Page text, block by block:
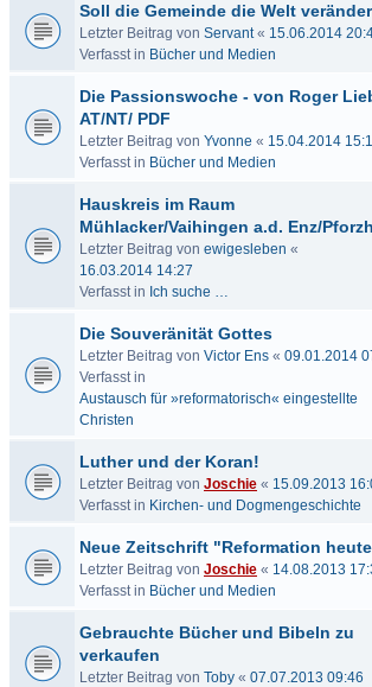
Soll die Gemeinde die Welt
Letzter Beitrag von Servant« 15.06.2014
Verfasst in Bücher und Medien
Die Passionswoche - von Roger
AT/NT/ PDF
Letzter Beitrag von Yvonne « 15.04.2014
Verfasst in Bücher und Medien
Hauskreis im Raum
Mühlacker/Vaihingen a.d. Enz/
Letzter Beitrag von ewigesleben «
16.03.2014 14:27
Verfasst in Ich suche …
Die Souveränität Gottes
Letzter Beitrag von Victor Ens « 09.01.2014
Verfasst in
Austausch für »reformatorisch« eingestellte
Christen
Luther und der Koran!
Letzter Beitrag von Joschie « 15.09.2013
Verfasst in Kirchen- und Dogmengeschichte
Neue Zeitschrift "Reformation
Letzter Beitrag von Joschie « 14.08.2013
Verfasst in Bücher und Medien
Gebrauchte Bücher und Bibeln zu
verkaufen
Letzter Beitrag von Toby « 07.07.2013 09:46